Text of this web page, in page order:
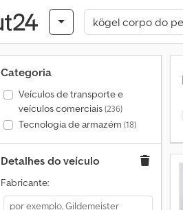
Categoria
Veículos de transporte e
veículos comerciais(236)
Tecnologia de armazém (18)
Detalhes do veículo
Fabricante: